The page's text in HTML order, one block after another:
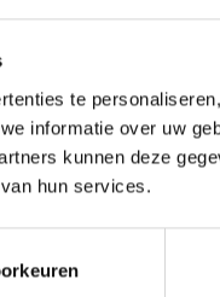
te
informatie over uw
kunnen deze
hun services.